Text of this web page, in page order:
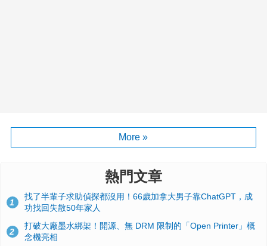
More »
熱門文章
1
找了半輩子求助偵探都沒用！66歲加拿大男子靠ChatGPT，成
功找回失散50年家人
2
打破大廠墨水綁架！開源、無 DRM 限制的「Open Printer」概
念機亮相